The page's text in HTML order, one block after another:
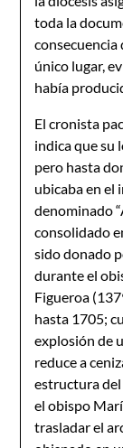
toda la
consecuencia
único lugar,
había
El cronista
indica que su
pero hasta
ubicaba en el
denominado
consolidado
sido donado
durante el
Figueroa
hasta 1705;
explosión de
reduce a
estructura
el obispo
trasladar el